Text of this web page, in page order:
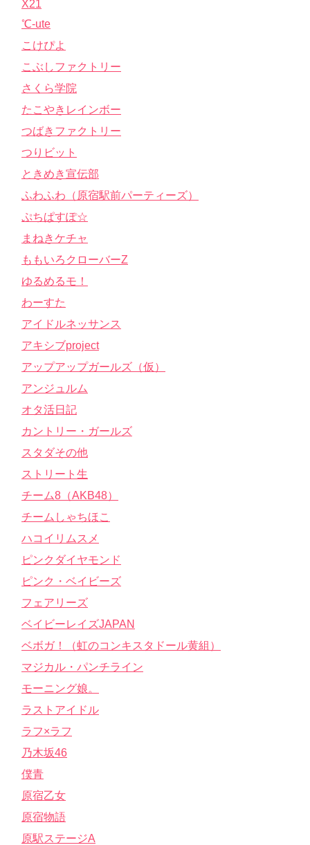
X21
℃-ute
こけぴよ
こぶしファクトリー
さくら学院
たこやきレインボー
つばきファクトリー
つりビット
ときめき宣伝部
ふわふわ（原宿駅前パーティーズ）
ぷちぱすぽ☆
まねきケチャ
ももいろクローバーZ
ゆるめるモ！
わーすた
アイドルネッサンス
アキシブproject
アップアップガールズ（仮）
アンジュルム
オタ活日記
カントリー・ガールズ
スタダその他
ストリート生
チーム8（AKB48）
チームしゃちほこ
ハコイリムスメ
ピンクダイヤモンド
ピンク・ベイビーズ
フェアリーズ
ベイビーレイズJAPAN
ベボガ！（虹のコンキスタドール黄組）
マジカル・パンチライン
モーニング娘。
ラストアイドル
ラフ×ラフ
乃木坂46
僕青
原宿乙女
原宿物語
原駅ステージA